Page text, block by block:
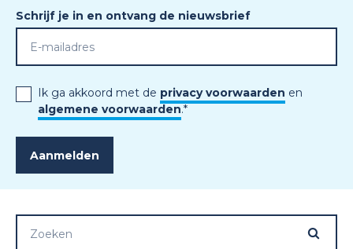
Schrijf je in en ontvang de nieuwsbrief
Ik ga akkoord met de privacy voorwaarden en
algemene voorwaarden.*